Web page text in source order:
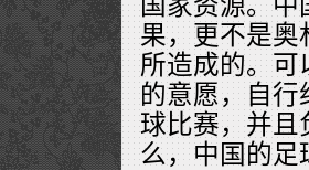
果，更不是奥
所造成的。可
的意愿，自
球比赛，并且
么，中国的足